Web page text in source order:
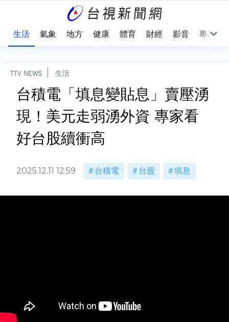
生活 氣象 地方 健康 體育 財經 影音 專題
TTV NEWS 生活
台積電「填息變貼息」賣壓湧
現！美元走弱湧外資 專家看
好台股續衝高
2025.12.11 12:59 台積電 台股 填息